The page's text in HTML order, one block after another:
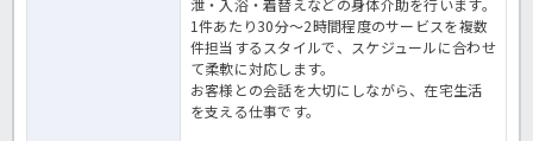
1件あたり30分～2時間程度のサービスを複数
件担当するスタイルで、スケジュールに合わせ
て柔軟に対応します。
お客様との会話を大切にしながら、在宅生活
を支える仕事です。